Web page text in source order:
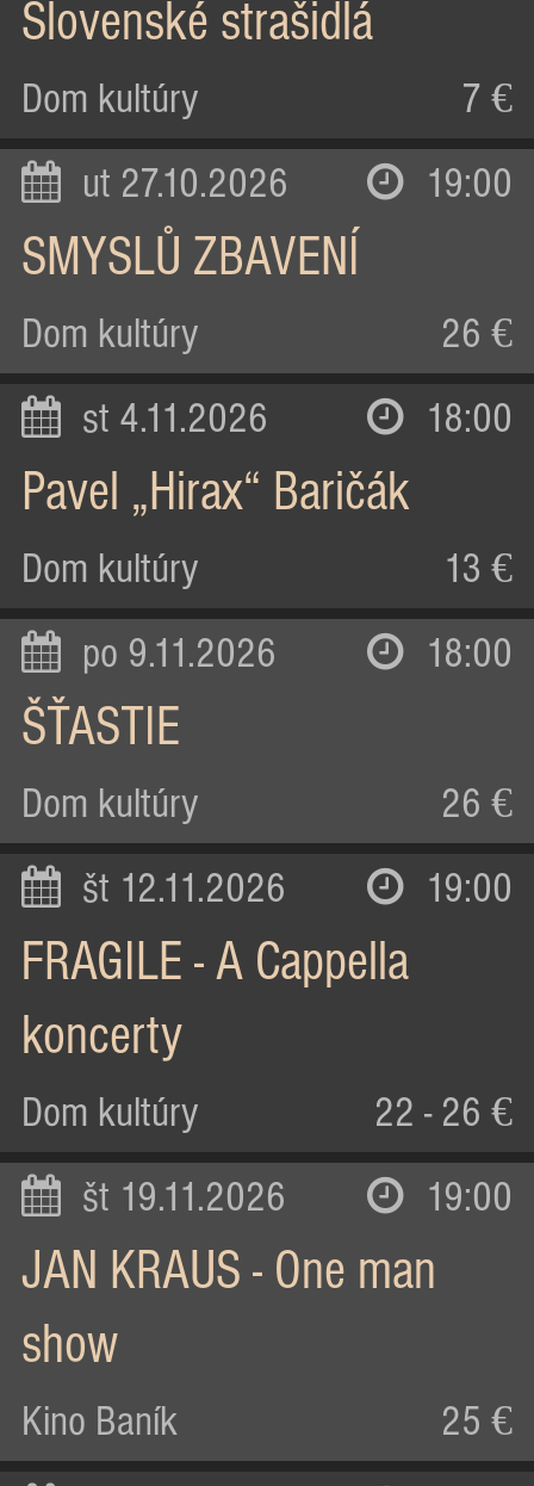
Slovenské strašidlá
Dom kultúry 7 €
ut 27.10.2026 19:00
SMYSLŮ ZBAVENÍ
Dom kultúry 26 €
st 4.11.2026 18:00
Pavel „Hirax“ Baričák
Dom kultúry 13 €
po 9.11.2026 18:00
ŠŤASTIE
Dom kultúry 26 €
št 12.11.2026 19:00
FRAGILE - A Cappella
koncerty
Dom kultúry 22 - 26 €
št 19.11.2026 19:00
JAN KRAUS - One man
show
Kino Baník 25 €